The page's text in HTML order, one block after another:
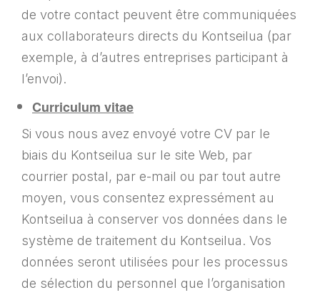
de votre contact peuvent être communiquées
aux collaborateurs directs du Kontseilua (par
exemple, à d’autres entreprises participant à
l’envoi).
Curriculum vitae
Si vous nous avez envoyé votre CV par le
biais du Kontseilua sur le site Web, par
courrier postal, par e-mail ou par tout autre
moyen, vous consentez expressément au
Kontseilua à conserver vos données dans le
système de traitement du Kontseilua. Vos
données seront utilisées pour les processus
de sélection du personnel que l’organisation